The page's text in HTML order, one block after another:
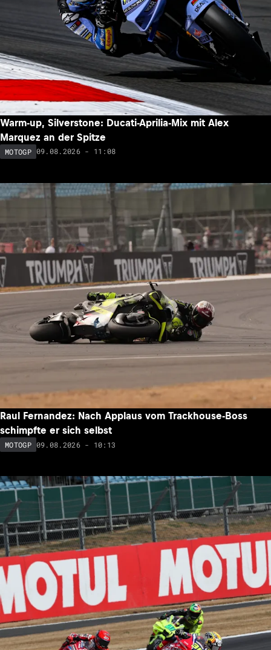
Warm-up, Silverstone: Ducati-Aprilia-Mix mit Alex
Marquez an der Spitze
MOTOGP 09.08.2026 - 11:08
Raul Fernandez: Nach Applaus vom Trackhouse-Boss
schimpfte er sich selbst
MOTOGP 09.08.2026 - 10:13